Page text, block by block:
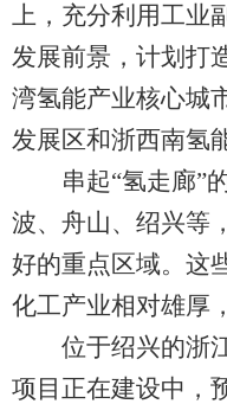
上，充分利用工业
发展前景，计划打
湾氢能产业核心城
发展区和浙西南氢
串起“氢走廊”的
波、舟山、绍兴等
好的重点区域。这
化工产业相对雄厚
位于绍兴的浙江
项目正在建设中，